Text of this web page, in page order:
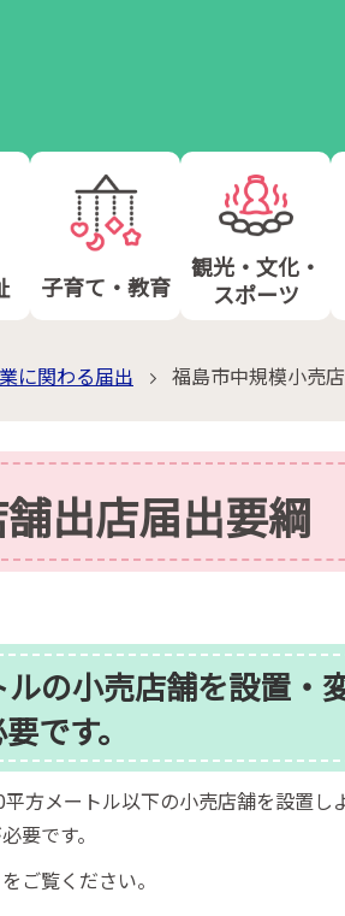
子育て・教育
観光・文化・
スポーツ
に関わる届出 福島市中規模小売
出店届出要綱
の小売店舗を設置・
です。
方メートル以下の小売店舗を設置し
要です。
ご覧ください。